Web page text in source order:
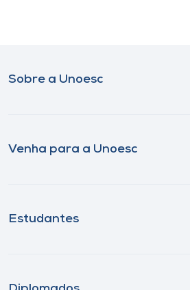
Sobre a Unoesc
Venha para a Unoesc
Estudantes